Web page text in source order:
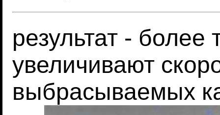
результат - более
увеличивают
выбрасываемых